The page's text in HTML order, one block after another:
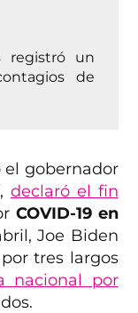
registró un
de
el gobernador
declaró el fin
COVID-19 en
Joe Biden
tres largos
nacional por